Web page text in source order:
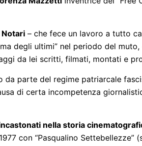
Notari – che fece un lavoro a tutto
degli ultimi” nel periodo del
da lei scritti, filmati, montati e
da parte del regime patriarcale
di certa incompetenza
nella storia
con “Pasqualino Settebellezze”